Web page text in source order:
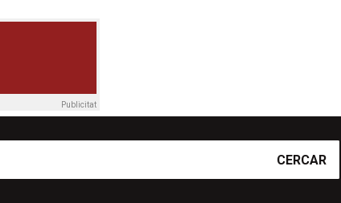
Publicitat
CERCAR